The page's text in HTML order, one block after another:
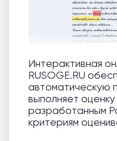
Интерактивная
RUSOGE.RU
автоматическую
выполняет
разработанным
критериям